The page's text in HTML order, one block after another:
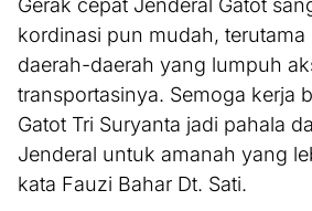
Gerak cepat Jenderal Gatot
kordinasi pun mudah, terutama
daerah-daerah yang lumpuh
transportasinya. Semoga kerja
Gatot Tri Suryanta jadi pahala
Jenderal untuk amanah yang
kata Fauzi Bahar Dt. Sati.